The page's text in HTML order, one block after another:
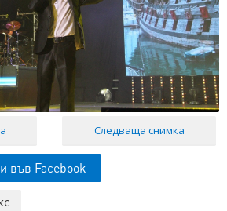
Следваща снимка
във Facebook